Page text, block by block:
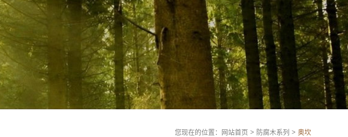
您现在的位置：网站首页 > 防腐木系列 > 奥坎